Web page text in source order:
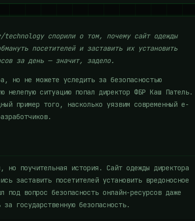
спорили о том, почему сайт одежды
посетителей и заставить их установить
за день — значит, задело.
но не можете уследить за безопасностью
нелепую ситуацию попал директор ФБР Каш Патель.
пример того, насколько уязвим современный e-
но поучительная история. Сайт одежды директора
заставить посетителей установить вредоносное
вопрос безопасность онлайн-ресурсов даже
государственную безопасность.